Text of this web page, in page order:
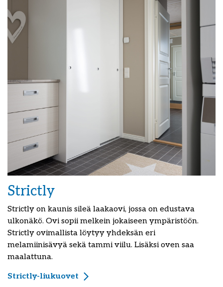
Strictly
Strictly on kaunis sileä laakaovi, jossa on edustava
ulkonäkö. Ovi sopii melkein jokaiseen ympäristöön.
Strictly ovimallista löytyy yhdeksän eri
melamiinisävyä sekä tammi viilu. Lisäksi oven saa
maalattuna.
Strictly-liukuovet